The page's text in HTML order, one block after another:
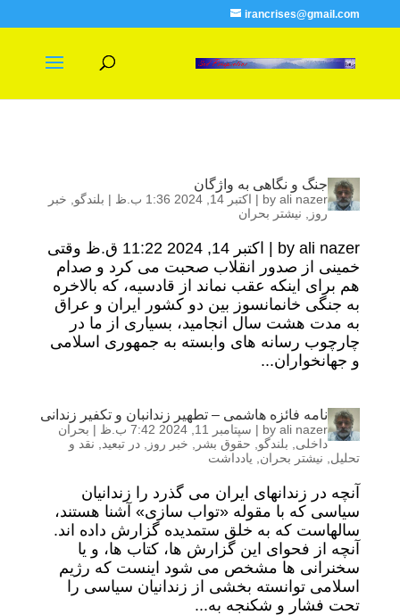
irancrises@gmail.com
جنگ و نگاهی به واژگان
byali nazer
| اکتبر 14, 2024 1:36 ب.ظ | بلندگو
خبر
روز
نیشتر بحران
by ali nazer | اکتبر 14, 2024 11:22 ق.ظ وقتی
خمینی از صدور انقلاب صحبت می کرد و صدام
هم برای اینکه عقب نماند از قادسیه، که بالاخره
به جنگی خانمانسوز بین دو کشور ایران و عراق
به مدت هشت سال انجامید، بسیاری از ما در
چارچوب رسانه های وابسته به جمهوری اسلامی
و جهانخواران...
نامه فائزه هاشمی – تطهیر زندانبان و تکفیر زندانی
byali nazer
| سپتامبر 11, 2024 7:42 ب.ظ | بحران
داخلی
بلندگو حقوق بشر خبر روز در تبعید
نقد و
تحلیل
نیشتر بحران یادداشت
آنچه در زندانهای ایران می گذرد را زندانیان
سیاسی که با مقوله «تواب سازی» آشنا هستند،
سالهاست که به خلق ستمدیده گزارش داده اند.
آنچه از فحوای این گزارش ها، کتاب ها، و یا
سخنرانی ها مشخص می شود اینست که رژیم
اسلامی توانسته بخشی از زندانیان سیاسی را
تحت فشار و شکنجه به...